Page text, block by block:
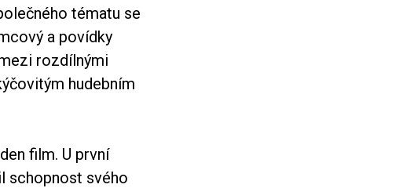
tématu se
a povídky
rozdílnými
hudebním
film. U první
schopnost svého